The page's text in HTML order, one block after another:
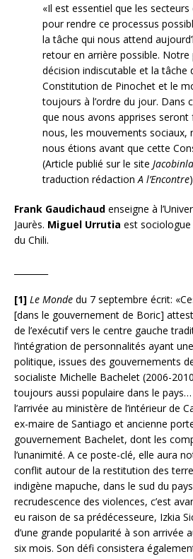
«Il est essentiel que les
pour rendre ce processus
la tâche qui nous attend
retour en arrière possible. Notre
décision indiscutable et la tâche
Constitution de Pinochet et le
toujours à l’ordre du jour. Dans
que nous avons apprises
nous, les mouvements sociaux,
nous étions avant que cette
(Article publié sur le site
traduction rédaction A l’Encontre)
Frank Gaudichaud enseigne à
Jaurès. Miguel Urrutia est sociologue
du Chili.
[1] Le Monde du 7 septembre écrit:
[dans le gouvernement de Boric]
de l’exécutif vers le centre gauche
l’intégration de personnalités ayant
politique, issues des gouvernements
socialiste Michelle Bachelet (2006-
toujours aussi populaire dans le
l’arrivée au ministère de l’intérieur de
ex-maire de Santiago et ancienne
gouvernement Bachelet, dont les
l’unanimité. A ce poste-clé, elle aura
conflit autour de la restitution des
indigène mapuche, dans le sud du
recrudescence des violences, c’est
eu raison de sa prédécesseure, Izkia
d’une grande popularité à son arrivée
six mois. Son défi consistera